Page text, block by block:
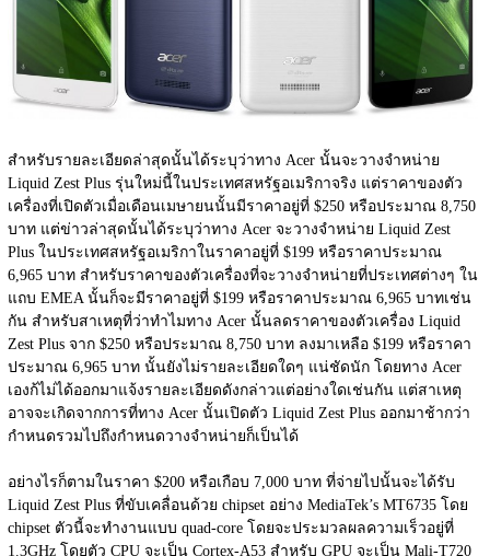
สำหรับรายละเอียดล่าสุดนั้นได้ระบุว่าทาง Acer นั้นจะวางจำหน่าย
Liquid Zest Plus รุ่นใหม่นี้ในประเทศสหรัฐอเมริกาจริง แต่ราคาของตัว
เครื่องที่เปิดตัวเมื่อเดือนเมษายนนั้นมีราคาอยู่ที่ $250 หรือประมาณ 8,750
บาท แต่ข่าวล่าสุดนั้นได้ระบุว่าทาง Acer จะวางจำหน่าย Liquid Zest
Plus ในประเทศสหรัฐอเมริกาในราคาอยู่ที่ $199 หรือราคาประมาณ
6,965 บาท สำหรับราคาของตัวเครื่องที่จะวางจำหน่ายที่ประเทศต่างๆ ใน
แถบ EMEA นั้นก็จะมีราคาอยู่ที่ $199 หรือราคาประมาณ 6,965 บาทเช่น
กัน สำหรับสาเหตุที่ว่าทำไมทาง Acer นั้นลดราคาของตัวเครื่อง Liquid
Zest Plus จาก $250 หรือประมาณ 8,750 บาท ลงมาเหลือ $199 หรือราคา
ประมาณ 6,965 บาท นั้นยังไม่รายละเอียดใดๆ แน่ชัดนัก โดยทาง Acer
เองก้ไม่ได้ออกมาแจ้งรายละเอียดดังกล่าวแต่อย่างใดเช่นกัน แต่สาเหตุ
อาจจะเกิดจากการที่ทาง Acer นั้นเปิดตัว Liquid Zest Plus ออกมาช้ากว่า
กำหนดรวมไปถึงกำหนดวางจำหน่ายก็เป็นได้
อย่างไรก็ตามในราคา $200 หรือเกือบ 7,000 บาท ที่จ่ายไปนั้นจะได้รับ
Liquid Zest Plus ที่ขับเคลื่อนด้วย chipset อย่าง MediaTek’s MT6735 โดย
chipset ตัวนี้จะทำงานแบบ quad-core โดยจะประมวลผลความเร็วอยู่ที่
1.3GHz โดยตัว CPU จะเป็น Cortex-A53 สำหรับ GPU จะเป็น Mali-T720